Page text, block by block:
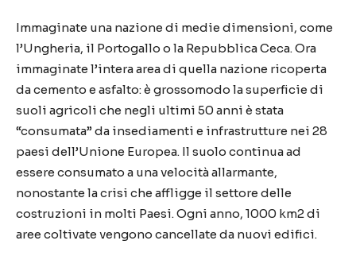
Immaginate una nazione di medie dimensioni, come
l’Ungheria, il Portogallo o la Repubblica Ceca. Ora
immaginate l’intera area di quella nazione ricoperta
da cemento e asfalto: è grossomodo la superficie di
suoli agricoli che negli ultimi 50 anni è stata
“consumata” da insediamenti e infrastrutture nei 28
paesi dell’Unione Europea. Il suolo continua ad
essere consumato a una velocità allarmante,
nonostante la crisi che affligge il settore delle
costruzioni in molti Paesi. Ogni anno, 1000 km2 di
aree coltivate vengono cancellate da nuovi edifici.